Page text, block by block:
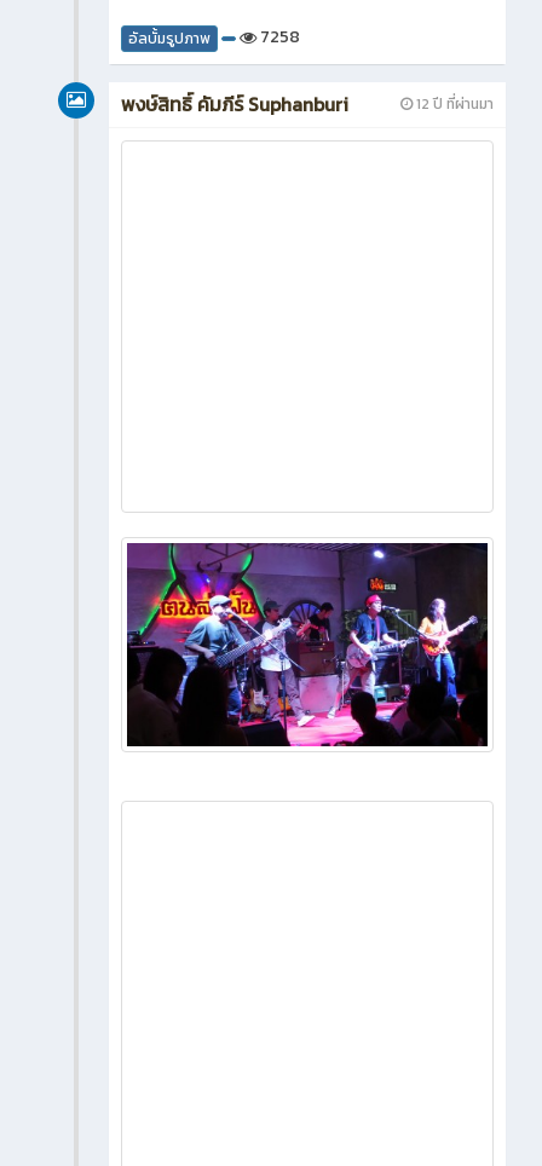
อัลบั้มรูปภาพ 7258
12 ปี ที่ผ่านมา
พงษ์สิทธิ์ คัมภีร์ Suphanburi